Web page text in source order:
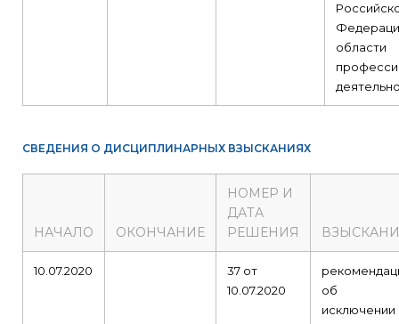
области
СВЕДЕНИЯ О ДИСЦИПЛИНАРНЫХ ВЗЫСКАНИЯХ
НАЧАЛО ОКОНЧАНИЕ
НОМЕР И
ДАТА
РЕШЕНИЯ
10.07.2020
37 от
10.07.2020
об
исключении